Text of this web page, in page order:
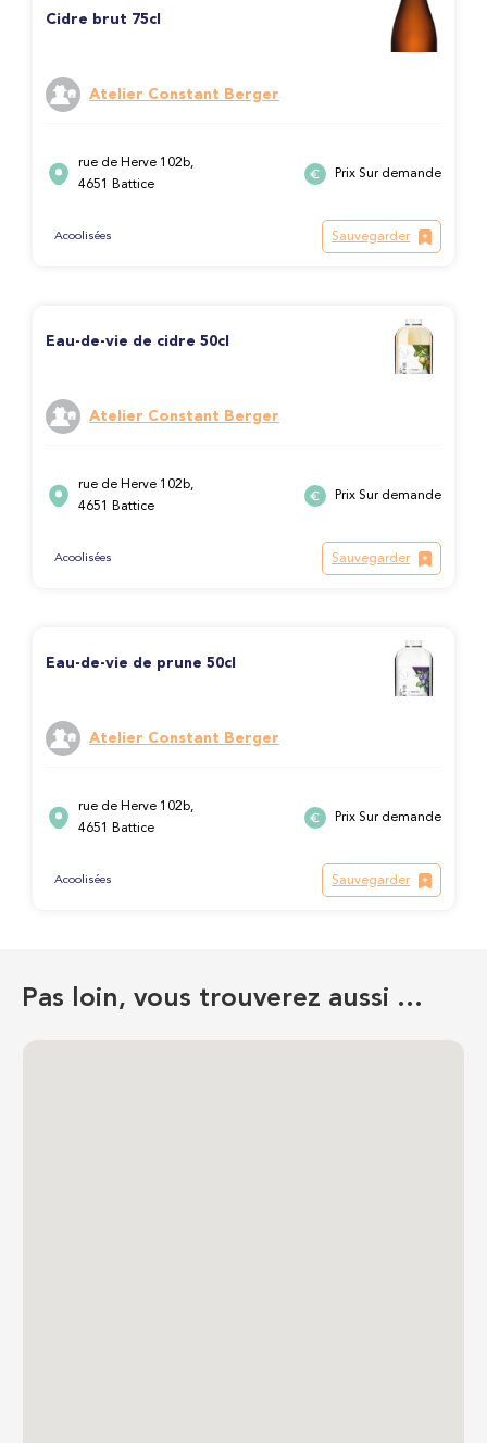
Cidre brut 75cl
Atelier Constant Berger
rue de Herve 102b,
4651 Battice
Prix Sur demande
Acoolisées Sauvegarder
Eau-de-vie de cidre 50cl
Atelier Constant Berger
rue de Herve 102b,
4651 Battice
Prix Sur demande
Acoolisées Sauvegarder
Eau-de-vie de prune 50cl
Atelier Constant Berger
rue de Herve 102b,
4651 Battice
Prix Sur demande
Acoolisées Sauvegarder
Pas loin, vous trouverez aussi …